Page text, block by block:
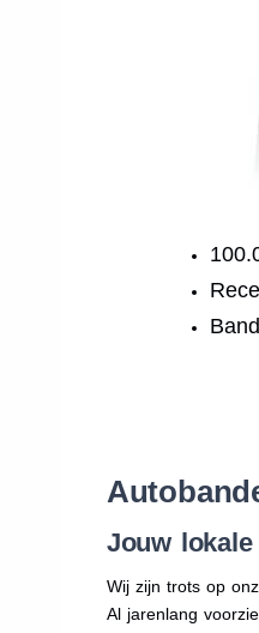
Jouw
Wij zijn trots op
Al jarenlang